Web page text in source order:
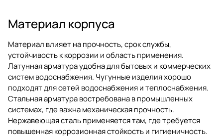
Материал корпуса
Материал влияет на прочность, срок службы,
устойчивость к коррозии и область применения.
Латунная арматура удобна для бытовых и коммерческих
систем водоснабжения. Чугунные изделия хорошо
подходят для сетей водоснабжения и теплоснабжения.
Стальная арматура востребована в промышленных
системах, где важна механическая прочность.
Нержавеющая сталь применяется там, где требуется
повышенная коррозионная стойкость и гигиеничность.